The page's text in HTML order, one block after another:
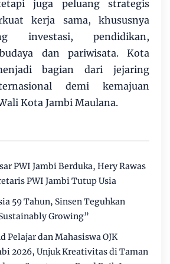
juga peluang strategis
kerja sama, khususnya
investasi, pendidikan,
dan pariwisata. Kota
bagian dari jejaring
demi kemajuan
Kota Jambi Maulana.
PWI Jambi Berduka, Hery Rawas
PWI Jambi Tutup Usia
59 Tahun, Sinsen Teguhkan
Growing”
Pelajar dan Mahasiswa OJK
2026, Unjuk Kreativitas di Taman